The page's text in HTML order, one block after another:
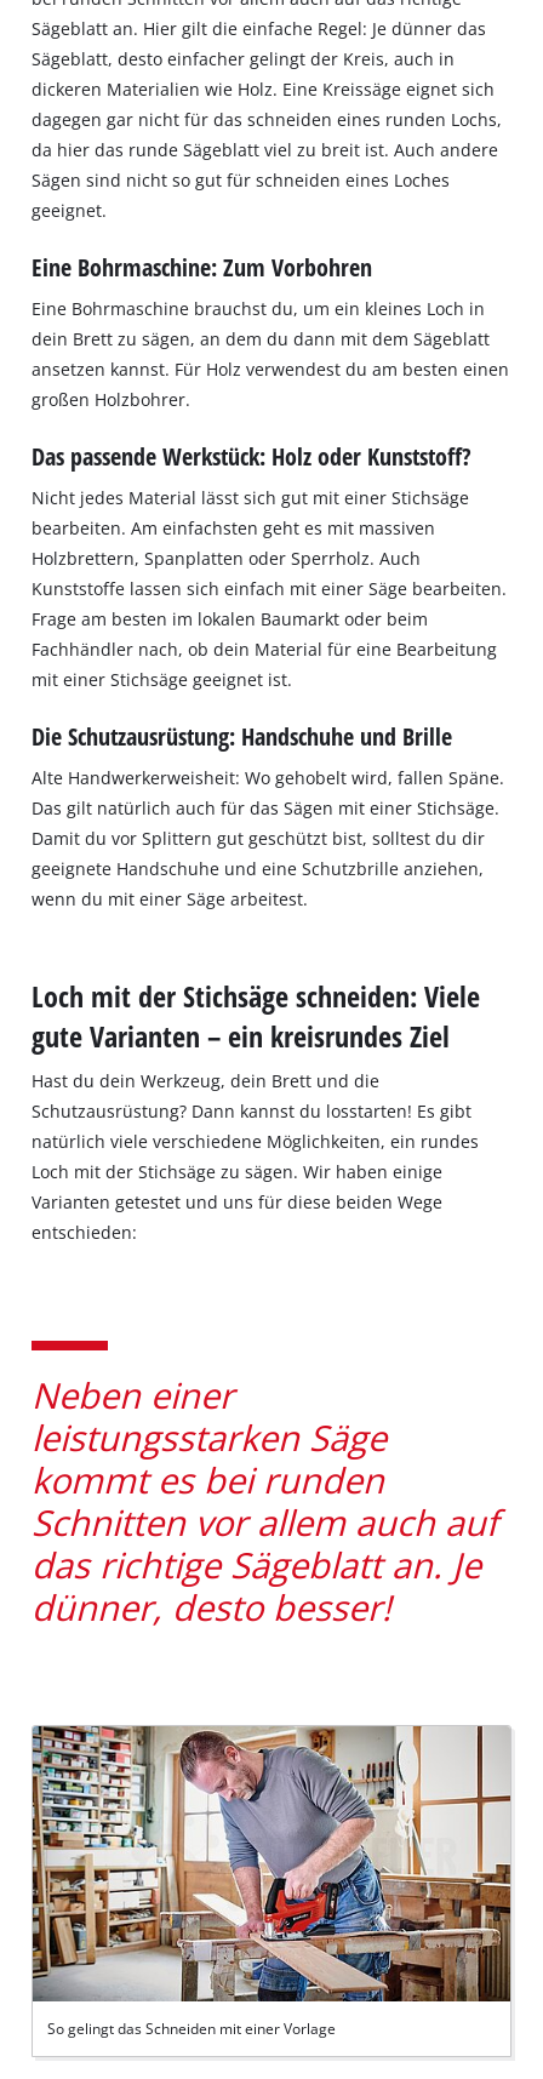
Sägeblatt an. Hier gilt die einfache Regel: Je dünner das
Sägeblatt, desto einfacher gelingt der Kreis, auch in
dickeren Materialien wie Holz. Eine Kreissäge eignet sich
dagegen gar nicht für das schneiden eines runden Lochs,
da hier das runde Sägeblatt viel zu breit ist. Auch andere
Sägen sind nicht so gut für schneiden eines Loches
geeignet.
Eine Bohrmaschine: Zum Vorbohren
Eine Bohrmaschine brauchst du, um ein kleines Loch in
dein Brett zu sägen, an dem du dann mit dem Sägeblatt
ansetzen kannst. Für Holz verwendest du am besten einen
großen Holzbohrer.
Das passende Werkstück: Holz oder Kunststoff?
Nicht jedes Material lässt sich gut mit einer Stichsäge
bearbeiten. Am einfachsten geht es mit massiven
Holzbrettern, Spanplatten oder Sperrholz. Auch
Kunststoffe lassen sich einfach mit einer Säge bearbeiten.
Frage am besten im lokalen Baumarkt oder beim
Fachhändler nach, ob dein Material für eine Bearbeitung
mit einer Stichsäge geeignet ist.
Die Schutzausrüstung: Handschuhe und Brille
Alte Handwerkerweisheit: Wo gehobelt wird, fallen Späne.
Das gilt natürlich auch für das Sägen mit einer Stichsäge.
Damit du vor Splittern gut geschützt bist, solltest du dir
geeignete Handschuhe und eine Schutzbrille anziehen,
wenn du mit einer Säge arbeitest.
Loch mit der Stichsäge schneiden: Viele
gute Varianten – ein kreisrundes Ziel
Hast du dein Werkzeug, dein Brett und die
Schutzausrüstung? Dann kannst du losstarten! Es gibt
natürlich viele verschiedene Möglichkeiten, ein rundes
Loch mit der Stichsäge zu sägen. Wir haben einige
Varianten getestet und uns für diese beiden Wege
entschieden:
Neben einer
leistungsstarken Säge
kommt es bei runden
Schnitten vor allem auch auf
das richtige Sägeblatt an. Je
dünner, desto besser!
So gelingt das Schneiden mit einer Vorlage